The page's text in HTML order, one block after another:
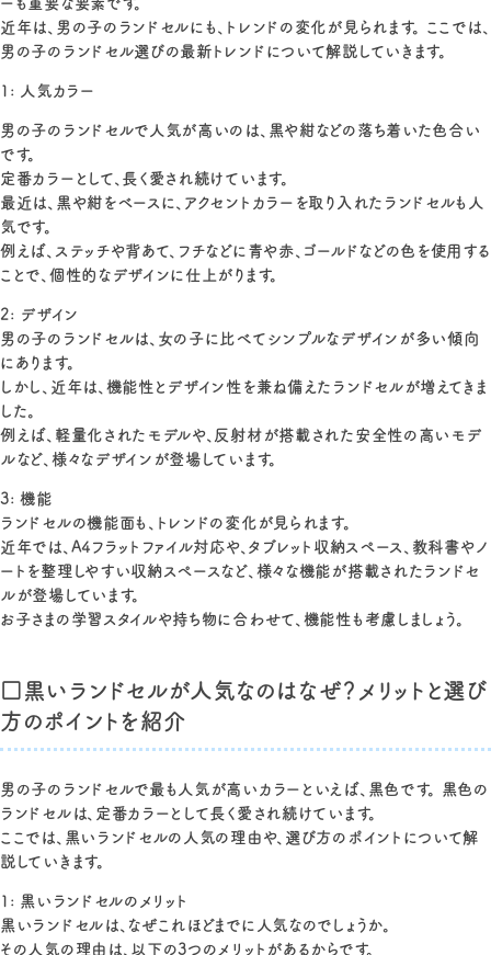
近年は、男の子のランドセルにも、トレンドの変化が見られます。 ここでは、
男の子のランドセル選びの最新トレンドについて解説していきます。
1: 人気カラー
男の子のランドセルで人気が高いのは、黒や紺などの落ち着いた色合い
です。
定番カラーとして、長く愛され続けています。
最近は、黒や紺をベースに、アクセントカラーを取り入れたランドセルも人
気です。
例えば、ステッチや背あて、フチなどに青や赤、ゴールドなどの色を使用する
ことで、個性的なデザインに仕上がります。
2: デザイン
男の子のランドセルは、女の子に比べてシンプルなデザインが多い傾向
にあります。
しかし、近年は、機能性とデザイン性を兼ね備えたランドセルが増えてきま
した。
例えば、軽量化されたモデルや、反射材が搭載された安全性の高いモデ
ルなど、様々なデザインが登場しています。
3: 機能
ランドセルの機能面も、トレンドの変化が見られます。
近年では、A4フラットファイル対応や、タブレット収納スペース、教科書やノ
ートを整理しやすい収納スペースなど、様々な機能が搭載されたランドセ
ルが登場しています。
お子さまの学習スタイルや持ち物に合わせて、機能性も考慮しましょう。
□黒いランドセルが人気なのはなぜ？メリットと選び
方のポイントを紹介
男の子のランドセルで最も人気が高いカラーといえば、黒色です。 黒色の
ランドセルは、定番カラーとして長く愛され続けています。
ここでは、黒いランドセルの人気の理由や、選び方のポイントについて解
説していきます。
1: 黒いランドセルのメリット
黒いランドセルは、なぜこれほどまでに人気なのでしょうか。
その人気の理由は、以下の3つのメリットがあるからです。